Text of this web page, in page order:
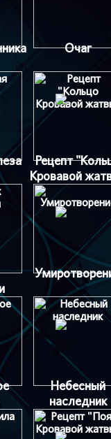
Очаг
Рецепт
Кровавой
Небесный
наследник